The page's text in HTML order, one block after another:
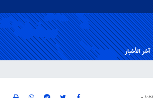
آخر الأخبار